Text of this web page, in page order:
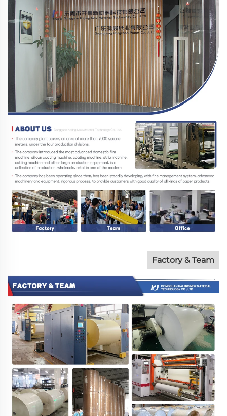
Factory & Team